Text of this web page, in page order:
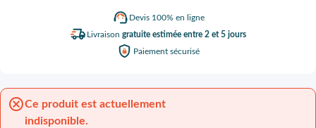
Devis 100% en ligne
Livraison gratuite estimée entre 2 et 5 jours
Paiement sécurisé
Ce produit est actuellement
indisponible.